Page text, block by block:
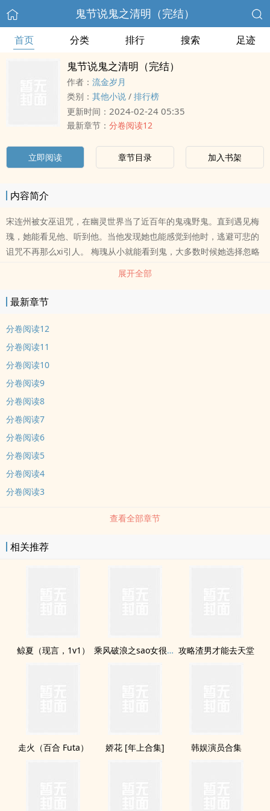
鬼节说鬼之清明（完结）
首页 分类 排行 搜索 足迹
鬼节说鬼之清明（完结）
作者： 流金岁月
类别： 其他小说 / 排行榜
更新时间： 2024-02-24 05:35
最新章节： 分卷阅读12
立即阅读 章节目录 加入书架
内容简介
宋连州被女巫诅咒，在幽灵世界当了近百年的鬼魂野鬼。直到遇见梅
瑰，她能看见他、听到他。当他发现她也能感觉到他时，逃避可悲的
诅咒不再那么xi引人。 梅瑰从小就能看到鬼，大多数时候她选择忽略
无视，但宋连州使这一切几乎不可能。ai上他很容易，但是，在生与
死之间，可能有未来吗？ 作者注：短篇完结、浪漫qingse、温馨
nuan文、双视角
展开全部
最新章节
分卷阅读12
分卷阅读11
分卷阅读10
分卷阅读9
分卷阅读8
分卷阅读7
分卷阅读6
分卷阅读5
分卷阅读4
分卷阅读3
查看全部章节
相关推荐
鲸夏（现言，1v1） 乘风破浪之sao女很dang（高H，偷情禁忌） 攻略渣男才能去天堂
走火（百合 Futa） 娇花 [年上合集] 韩娱演员合集